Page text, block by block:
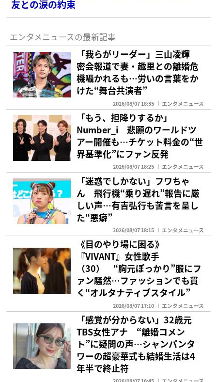
友との涙の約束
エンタメニュースの最新記事
「我らがリーダー」三山凌輝
密会報道で妻・趣里との離婚危
機囁かれるも…労いの言葉をか
けた“舞台共演者”
2026/08/07 18:35 エンタメニュース
「もう、担降りするか」
Number_i 悲願のワールドツ
アー開催も…チケット料金の“世
界基準化”にファン反発
2026/08/07 18:25 エンタメニュース
「迷惑でしかない」フワちゃ
ん 飛行機“乗り遅れ”報告に厳
しい声…有吉弘行も苦言を呈し
た“悪癖”
2026/08/07 18:15 エンタメニュース
《目のやり場に困る》
『VIVANT』女性歌手
（30） “胸元ぽっかり”服にフ
ァン騒然…ファッションでも貫
く“オルタナティブスタイル”
2026/08/07 17:10 エンタメニュース
「感覚が分からない」32歳元
TBS女性アナ “離婚コメン
ト”に疑問の声…シャンパンタ
ワーの超豪華式も結婚生活は4
年半で終止符